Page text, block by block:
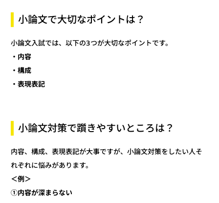
小論文で大切なポイントは？
小論文入試では、以下の3つが大切なポイントです。
・内容
・構成
・表現表記
小論文対策で躓きやすいところは？
内容、構成、表現表記が大事ですが、小論文対策をしたい人そ
れぞれに悩みがあります。
＜例＞
①内容が深まらない